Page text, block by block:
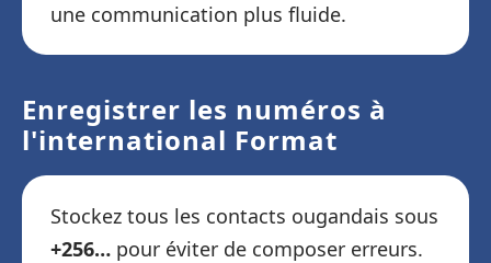
une communication plus fluide.
Enregistrer les numéros à
l'international Format
Stockez tous les contacts ougandais sous
+256… pour éviter de composer erreurs.